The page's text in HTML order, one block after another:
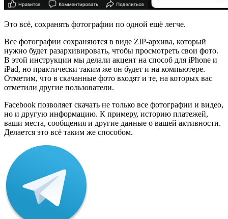
Это всё, сохранять фотографии по одной ещё легче.
Все фотографии сохраняются в виде ZIP-архива, который
нужно будет разархивировать, чтобы просмотреть свои фото.
В этой инструкции мы делали акцент на способ для iPhone и
iPad, но практически таким же он будет и на компьютере.
Отметим, что в скачанные фото входят и те, на которых вас
отметили другие пользователи.
Facebook позволяет скачать не только все фотографии и видео,
но и другую информацию. К примеру, историю платежей,
ваши места, сообщения и другие данные о вашей активности.
Делается это всё таким же способом.